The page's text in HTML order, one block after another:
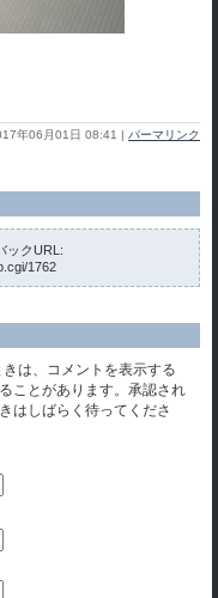
年06月01日 08:41 | パーマリンク
ックURL:
1762
は、コメントを表示する
ことがあります。承認され
はしばらく待ってくださ